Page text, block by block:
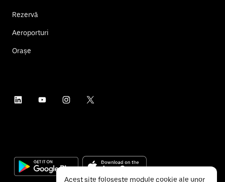
Rezervă
Aeroporturi
Orașe
Acest site folosește module cookie ale unor